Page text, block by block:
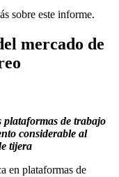
sobre este informe.
mercado de
plataformas de trabajo
considerable al
tijera
en plataformas de